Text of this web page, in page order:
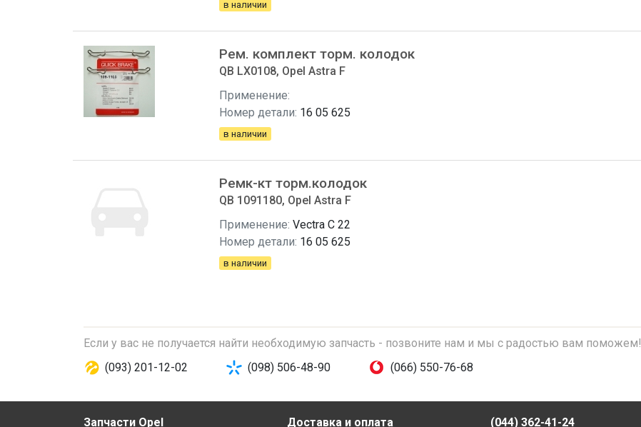
в наличии
Рем. комплект торм. колодок
QB LX0108, Opel Astra F
Применение:
Номер детали: 16 05 625
в наличии
Ремк-кт торм.колодок
QB 1091180, Opel Astra F
Применение: Vectra C 22
Номер детали: 16 05 625
в наличии
Если у вас не получается найти необходимую запчасть - позвоните нам и мы с радостью вам поможем!
(093) 201-12-02
(098) 506-48-90 (066) 550-76-68
Запчасти Opel Доставка и оплата (044) 362-41-24